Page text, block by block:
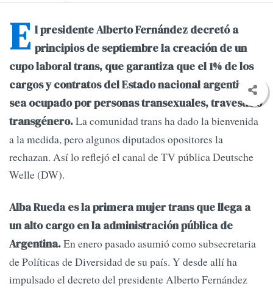
E l presidente Alberto Fernández decretó a
principios de septiembre la creación de un
cupo laboral trans, que garantiza que el 1% de los
cargos y contratos del Estado nacional argentino
sea ocupado por personas transexuales, travestis o
transgénero.La comunidad trans ha dado la bienvenida
a la medida, pero algunos diputados opositores la
rechazan. Así lo reflejó el canal de TV pública Deutsche
Welle (DW).
Alba Rueda es la primera mujer trans que llega a
un alto cargo en la administración pública de
Argentina.En enero pasado asumió como subsecretaria
de Políticas de Diversidad de su país. Y desde allí ha
impulsado el decreto del presidente Alberto Fernández